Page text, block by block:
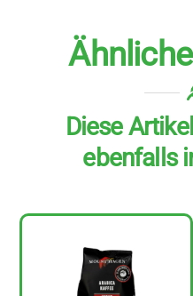
Diese
ebenfalls